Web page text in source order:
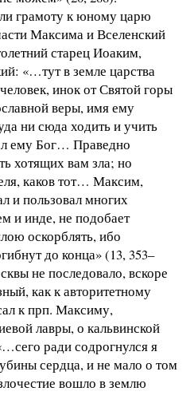
грамоту к юному царю
Максима и Вселенский
старец Иоаким,
«…тут в земле царства
инок от Святой горы
веры, имя ему
ни сюда ходить и учить
ему Бог… Праведно
хотящих вам зла; но
каков тот… Максим,
и пользовал многих
и инде, не подобает
оскорблять, ибо
до конца» (13, 353–
не последовало, вскоре
как к авторитетному
к прп. Максиму,
лавры, о кальвинской
ради содрогнулся я
сердца, и не мало о том
вошло в землю